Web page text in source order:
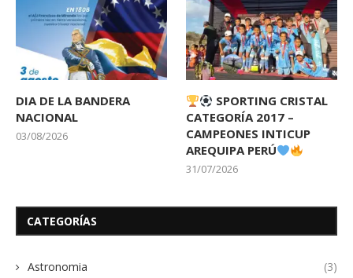
DIA DE LA BANDERA
NACIONAL
03/08/2026
SPORTING CRISTAL
CATEGORÍA 2017 –
CAMPEONES INTICUP
AREQUIPA PERÚ
31/07/2026
CATEGORÍAS
Astronomia (3)